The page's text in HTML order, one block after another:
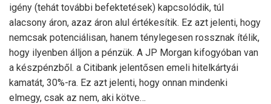
igény (tehát további befektetések) kapcsolódik, túl
alacsony áron, azaz áron alul értékesítik. Ez azt jelenti, hogy
nemcsak potenciálisan, hanem ténylegesen rossznak ítélik,
hogy ilyenben álljon a pénzük. A JP Morgan kifogyóban van
a készpénzből. a Citibank jelentősen emeli hitelkártyái
kamatát, 30%-ra. Ez azt jelenti, hogy onnan mindenki
elmegy, csak az nem, aki kötve…